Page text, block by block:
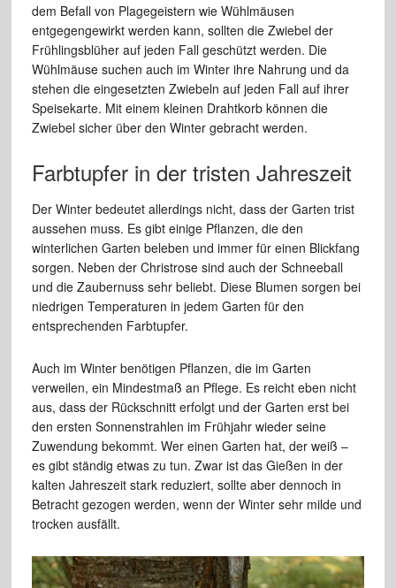
dem Befall von Plagegeistern wie Wühlmäusen
entgegengewirkt werden kann, sollten die Zwiebel der
Frühlingsblüher auf jeden Fall geschützt werden. Die
Wühlmäuse suchen auch im Winter ihre Nahrung und da
stehen die eingesetzten Zwiebeln auf jeden Fall auf ihrer
Speisekarte. Mit einem kleinen Drahtkorb können die
Zwiebel sicher über den Winter gebracht werden.
Farbtupfer in der tristen Jahreszeit
Der Winter bedeutet allerdings nicht, dass der Garten trist
aussehen muss. Es gibt einige Pflanzen, die den
winterlichen Garten beleben und immer für einen Blickfang
sorgen. Neben der Christrose sind auch der Schneeball
und die Zaubernuss sehr beliebt. Diese Blumen sorgen bei
niedrigen Temperaturen in jedem Garten für den
entsprechenden Farbtupfer.
Auch im Winter benötigen Pflanzen, die im Garten
verweilen, ein Mindestmaß an Pflege. Es reicht eben nicht
aus, dass der Rückschnitt erfolgt und der Garten erst bei
den ersten Sonnenstrahlen im Frühjahr wieder seine
Zuwendung bekommt. Wer einen Garten hat, der weiß –
es gibt ständig etwas zu tun. Zwar ist das Gießen in der
kalten Jahreszeit stark reduziert, sollte aber dennoch in
Betracht gezogen werden, wenn der Winter sehr milde und
trocken ausfällt.